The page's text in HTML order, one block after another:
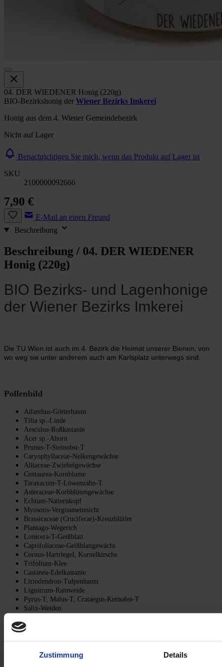
Zustimmung Details
04. DER WIEDENER Honig (220g)
BIO-Bezirkshonig der Wiener Bezirks Imkerei
Honig aus dem 4. Wiener Gemeindebezirk
Nicht auf Lager
Benachrichtigen Sie mich, wenn das Produkt auf Lager ist
SKU
2100000092666
7,90 €
E-Mail an einen Freund
Beschreibung
Beschreibung / 04. DER WIEDENER
Honig (220g)
BIO Bezirks- und Lagenhonige
der Wiener Bezirks Imkerei
Die TU Wien ist auch im 4. Bezirk die Heimat unserer Bienen, von
wo weg sie unter anderem auch am Karlsplatz unterwegs sind.
Pollenbild
Ailanthus-Götterbaum
Tilia sp.-Linde
Aesculus-Roßkastanie
Acer sp.-Ahorn
Prunus-T-Steinobst-T
Caryophyllaceae-Nelkengewächse
Alliaceae-Zwiebelgewächse
Centaurea-Kornblume
Taraxacum-T-Löwenzahn-T
Asteraceae-Korbblütengewächse
Echium-Natternkopf
Myosotis-Vergissmeinnicht
Brassicaceae (Cruciferae)-Kreuzblütler
Plantago-Wegerich
Lonicera-T-Geißblatt
Caprifoliaceae-Geißblattgewächs
Cornus-Hartriegel, Kornelkirsche
Trifolium-Klee
Castanea-Edelkastanie
Liriodendron-Tulpenbaum
Ligustrum-Rainweide
Pyrus-T, Malus-T, Crataegus-Kernobst-T
Salix-Weiden
Koelreuteria-Blasenbaum
Parthenocissus-Wilder Wein